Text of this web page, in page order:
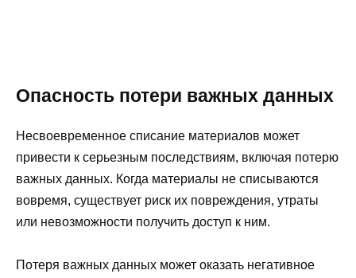
Опасность потери важных данных
Несвоевременное списание материалов может
привести к серьезным последствиям, включая потерю
важных данных. Когда материалы не списываются
вовремя, существует риск их повреждения, утраты
или невозможности получить доступ к ним.
Потеря важных данных может оказать негативное